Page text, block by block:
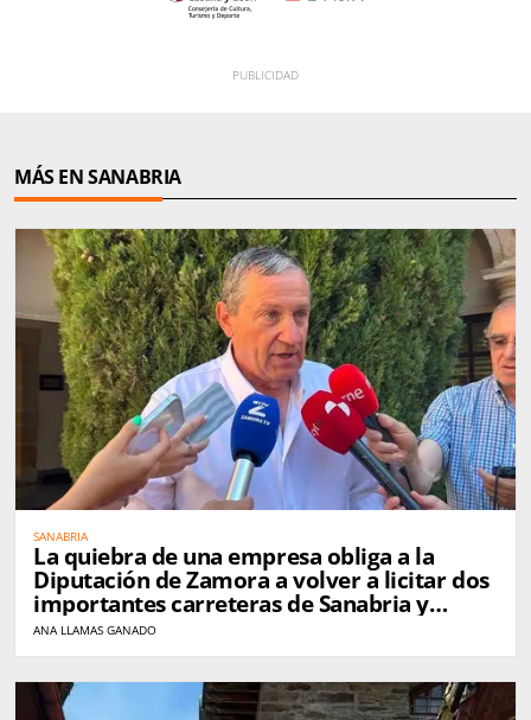
MÁS EN SANABRIA
SANABRIA
La quiebra de una empresa obliga a la
Diputación de Zamora a volver a licitar dos
importantes carreteras de Sanabria y
Carballeda
ANA LLAMAS GANADO